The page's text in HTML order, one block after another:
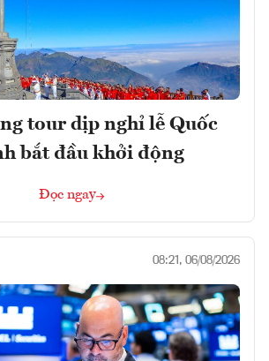
tour dịp nghỉ lễ Quốc
bắt đầu khởi động
Đọc ngay
08:21, 06/08/2026